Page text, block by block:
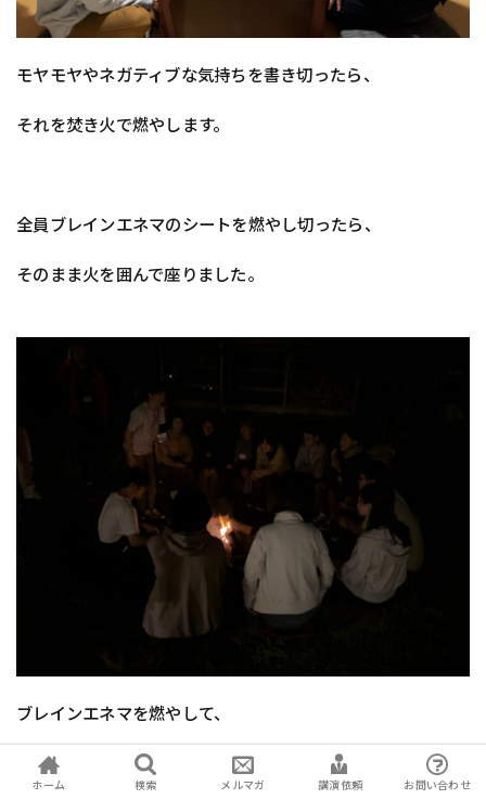
モヤモヤやネガティブな気持ちを書き切ったら、
それを焚き火で燃やします。
全員ブレインエネマのシートを燃やし切ったら、
そのまま火を囲んで座りました。
ブレインエネマを燃やして、
皆さん頭の中がからっぽになって、
ホーム 検索 メルマガ 講演依頼 お問い合わせ